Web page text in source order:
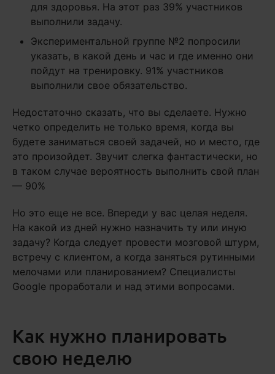
для здоровья. На этот раз 39% участников
выполнили задачу.
Экспериментальной группе №2 попросили
указать, в какой день и час и где именно они
пойдут на тренировку. 91% участников
выполнили свое обязательство.
Недостаточно сказать, что вы сделаете. Нужно
четко определить не только время, когда вы
будете заниматься своей задачей, но и место, где
это произойдет. Звучит слегка фантастически, но
в таком случае вероятность выполнить свой план
— 90%
Но это еще не все. Впереди у вас целая неделя.
На какой из дней нужно назначить ту или иную
задачу? Когда следует провести мозговой штурм,
встречу с клиентом, а когда заняться рутинными
мелочами или планированием? Специалисты
Google проработали и над этими вопросами.
Как нужно планировать
свою неделю